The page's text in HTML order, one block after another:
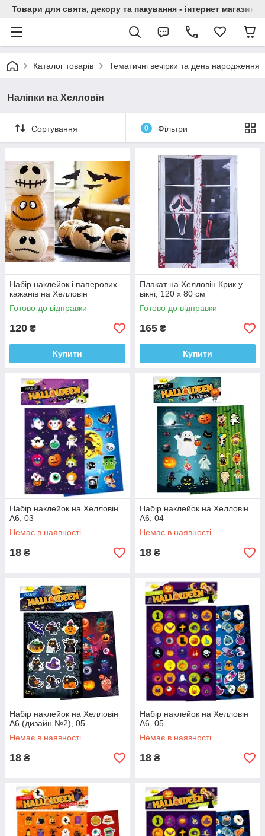
Товари для свята, декору та пакування - інтернет магазин
Каталог товарів Тематичні вечірки та день народження
Наліпки на Хелловін
Сортування 0 Фільтри
Набір наклейок і паперових
кажанів на Хелловін
Готово до відправки
120 ₴
Купити
Плакат на Хелловін Крик у
вікні, 120 х 80 см
Готово до відправки
165 ₴
Купити
Набір наклейок на Хелловін
А6, 03
Немає в наявності
18 ₴
Набір наклейок на Хелловін
А6, 04
Немає в наявності
18 ₴
Набір наклейок на Хелловін
А6 (дизайн №2), 05
Немає в наявності
18 ₴
Набір наклейок на Хелловін
А6, 05
Немає в наявності
18 ₴